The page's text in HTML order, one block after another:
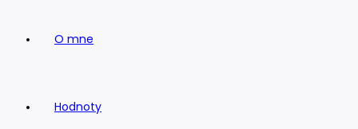
O mne
Hodnoty